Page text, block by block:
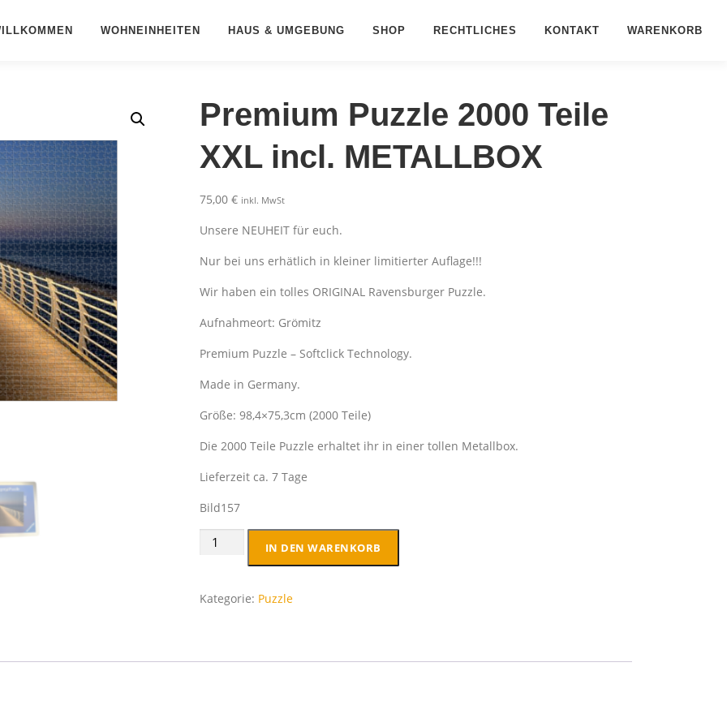
WOHNEINHEITEN HAUS & UMGEBUNG SHOP RECHTLICHES KONTAKT WARENKORB
Premium Puzzle 2000 Teile
XXL incl. METALLBOX
75,00€ inkl. MwSt
Unsere NEUHEIT für euch.
Nur bei uns erhätlich in kleiner limitierter Auflage!!!
Wir haben ein tolles ORIGINAL Ravensburger Puzzle.
Aufnahmeort: Grömitz
Premium Puzzle – Softclick Technology.
Made in Germany.
Größe: 98,4×75,3cm (2000 Teile)
Die 2000 Teile Puzzle erhaltet ihr in einer tollen Metallbox.
Lieferzeit ca. 7 Tage
Bild157
Premium
Teile
IN DEN WARENKORB
Kategorie: Puzzle